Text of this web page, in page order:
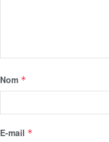
Nom *
E-mail *